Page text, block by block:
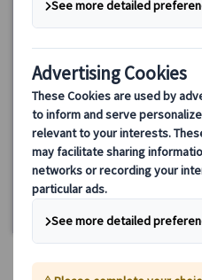
ド・公共交通機関
光。ホテル発着＆公共交通機関1
55.00
詳細
月～金曜日(5/14・25、6/4、
除く)【午前/午後】3時間 【1日